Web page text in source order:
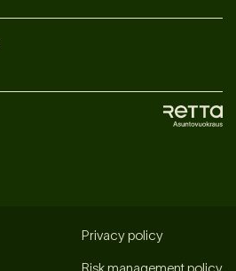
Privacy policy
Risk management policy